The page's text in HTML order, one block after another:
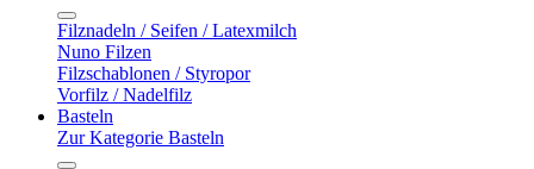
Filznadeln / Seifen / Latexmilch
Nuno Filzen
Filzschablonen / Styropor
Vorfilz / Nadelfilz
Basteln
Zur Kategorie Basteln